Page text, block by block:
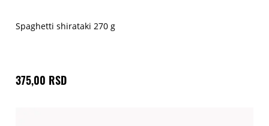
Spaghetti shirataki 270 g
375,00 RSD